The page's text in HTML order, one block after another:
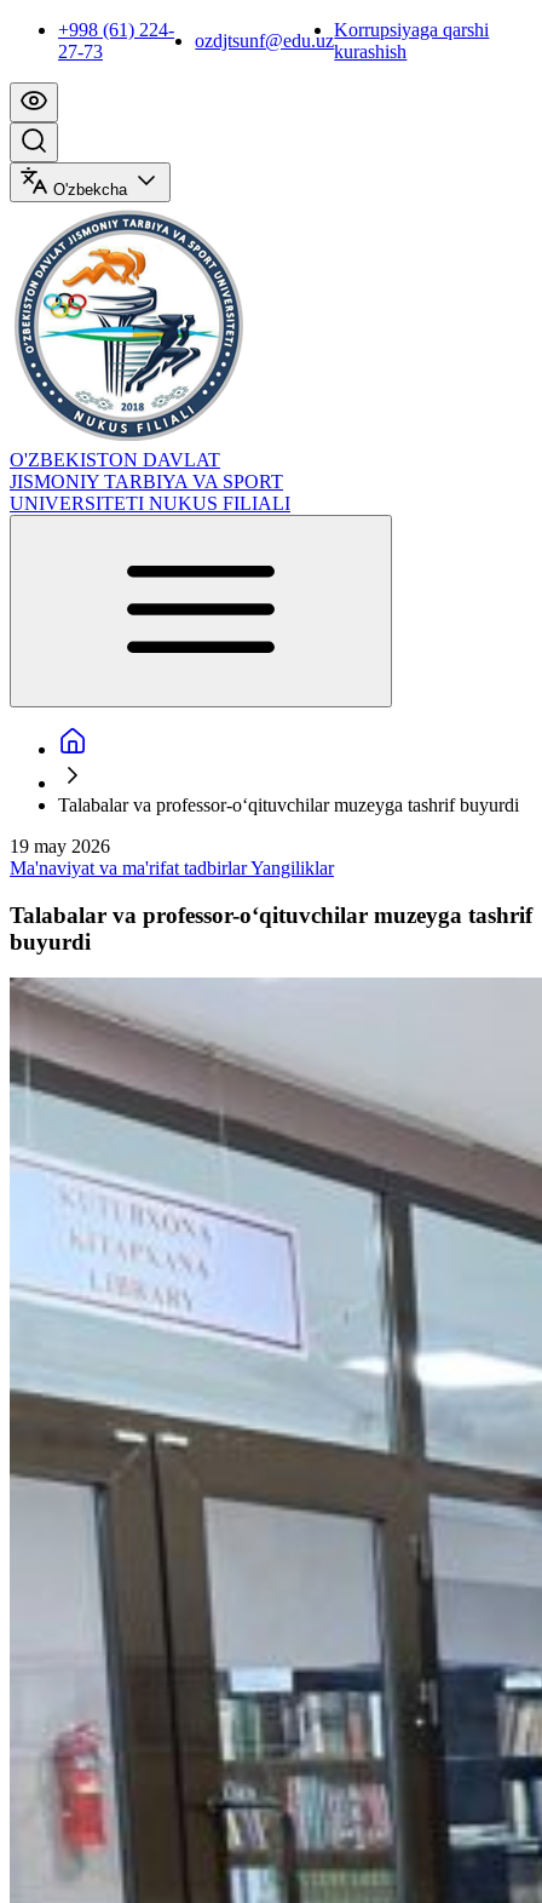
+998 (61) 224-
27-73
ozdjtsunf@edu.uz
Korrupsiyaga qarshi
kurashish
O'zbekcha
O'ZBEKISTON DAVLAT
JISMONIY TARBIYA VA SPORT
UNIVERSITETI NUKUS FILIALI
Talabalar va professor-o‘qituvchilar muzeyga tashrif buyurdi
19 may 2026
Ma'naviyat va ma'rifat tadbirlarYangiliklar
Talabalar va professor-o‘qituvchilar muzeyga tashrif
buyurdi